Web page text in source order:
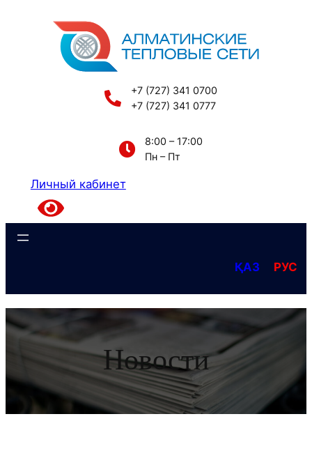
содержимому
+7 (727) 341 0700
+7 (727) 341 0777
8:00 – 17:00
Пн – Пт
Личный кабинет
ҚАЗ РУС
Новости